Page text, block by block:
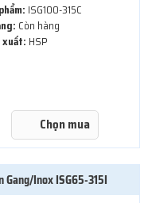
ISG100-315C
Còn hàng
xuất: HSP
Chọn mua
Gang/Inox ISG65-315I